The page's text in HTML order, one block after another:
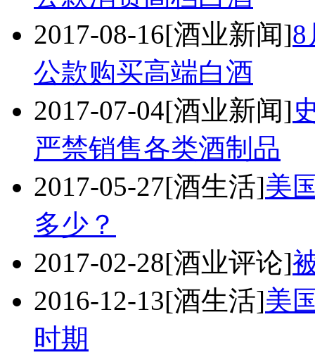
2017-08-16[酒业新闻]8
公款购买高端白酒
2017-07-04[酒业新闻]
严禁销售各类酒制品
2017-05-27[酒生活]美
多少？
2017-02-28[酒业评论]
2016-12-13[酒生活]美
时期